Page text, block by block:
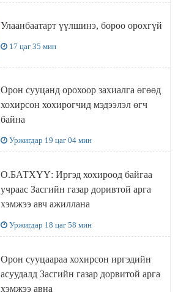
Улаанбаатарт үүлшинэ, бороо орохгүй
17 цаг 35 мин
Орон сууцанд орохоор захиалга өгөөд
хохирсон хохирогчид мэдээлэл өгч
байна
Уржигдар 19 цаг 04 мин
О.БАТХҮҮ: Иргэд хохироод байгаа
учраас Засгийн газар доривтой арга
хэмжээ авч ажиллана
Уржигдар 18 цаг 58 мин
Орон сууцаараа хохирсон иргэдийн
асуудалд Засгийн газар дорвитой арга
хэмжээ авна